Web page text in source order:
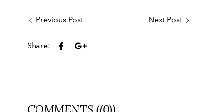
Previous Post Next Post
Share:
COMMENTS ((0))